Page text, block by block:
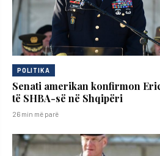
POLITIKA
Senati amerikan konfirmon
të SHBA-së në Shqipëri
26 min më parë